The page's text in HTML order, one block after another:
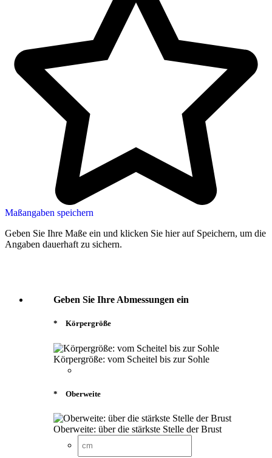
Maßangaben speichern
Geben Sie Ihre Maße ein und klicken Sie hier auf Speichern, um die
Angaben dauerhaft zu sichern.
Geben Sie Ihre Abmessungen ein
* Körpergröße
Körpergröße: vom Scheitel bis zur Sohle
* Oberweite
Oberweite: über die stärkste Stelle der Brust